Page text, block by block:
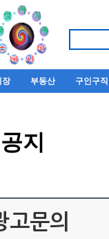
장 부동산 구인구직
지
고문의